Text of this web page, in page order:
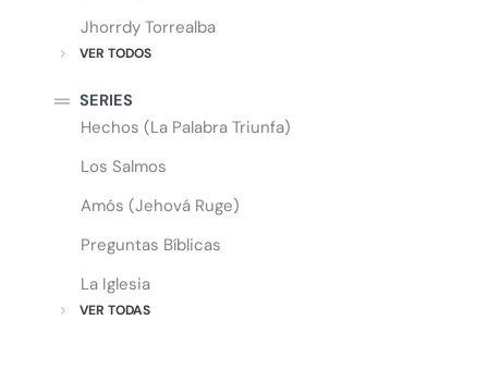
Jhorrdy Torrealba
VER TODOS
SERIES
Hechos (La Palabra Triunfa)
Los Salmos
Amós (Jehová Ruge)
Preguntas Bíblicas
La Iglesia
VER TODAS